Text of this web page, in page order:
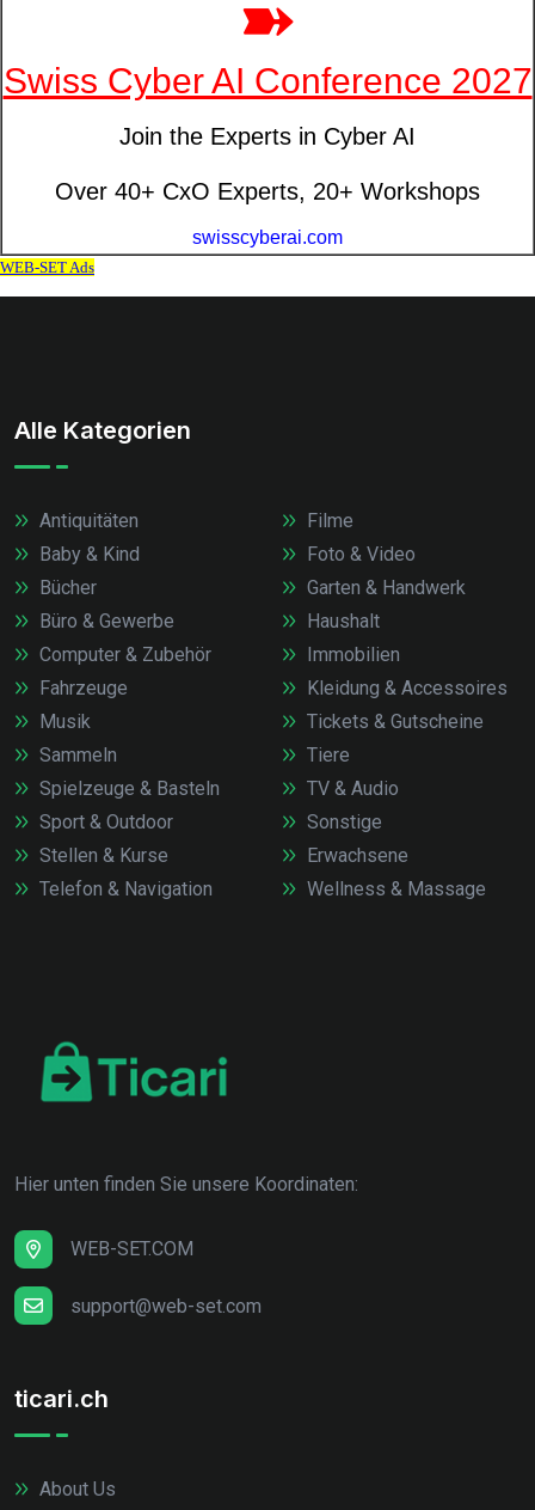
Alle Kategorien
Antiquitäten
Baby & Kind
Bücher
Büro & Gewerbe
Computer & Zubehör
Fahrzeuge
Filme
Foto & Video
Garten & Handwerk
Haushalt
Immobilien
Kleidung & Accessoires
Musik
Sammeln
Spielzeuge & Basteln
Sport & Outdoor
Stellen & Kurse
Telefon & Navigation
Tickets & Gutscheine
Tiere
TV & Audio
Sonstige
Erwachsene
Wellness & Massage
Hier unten finden Sie unsere Koordinaten:
WEB-SET.COM
support@web-set.com
ticari.ch
About Us